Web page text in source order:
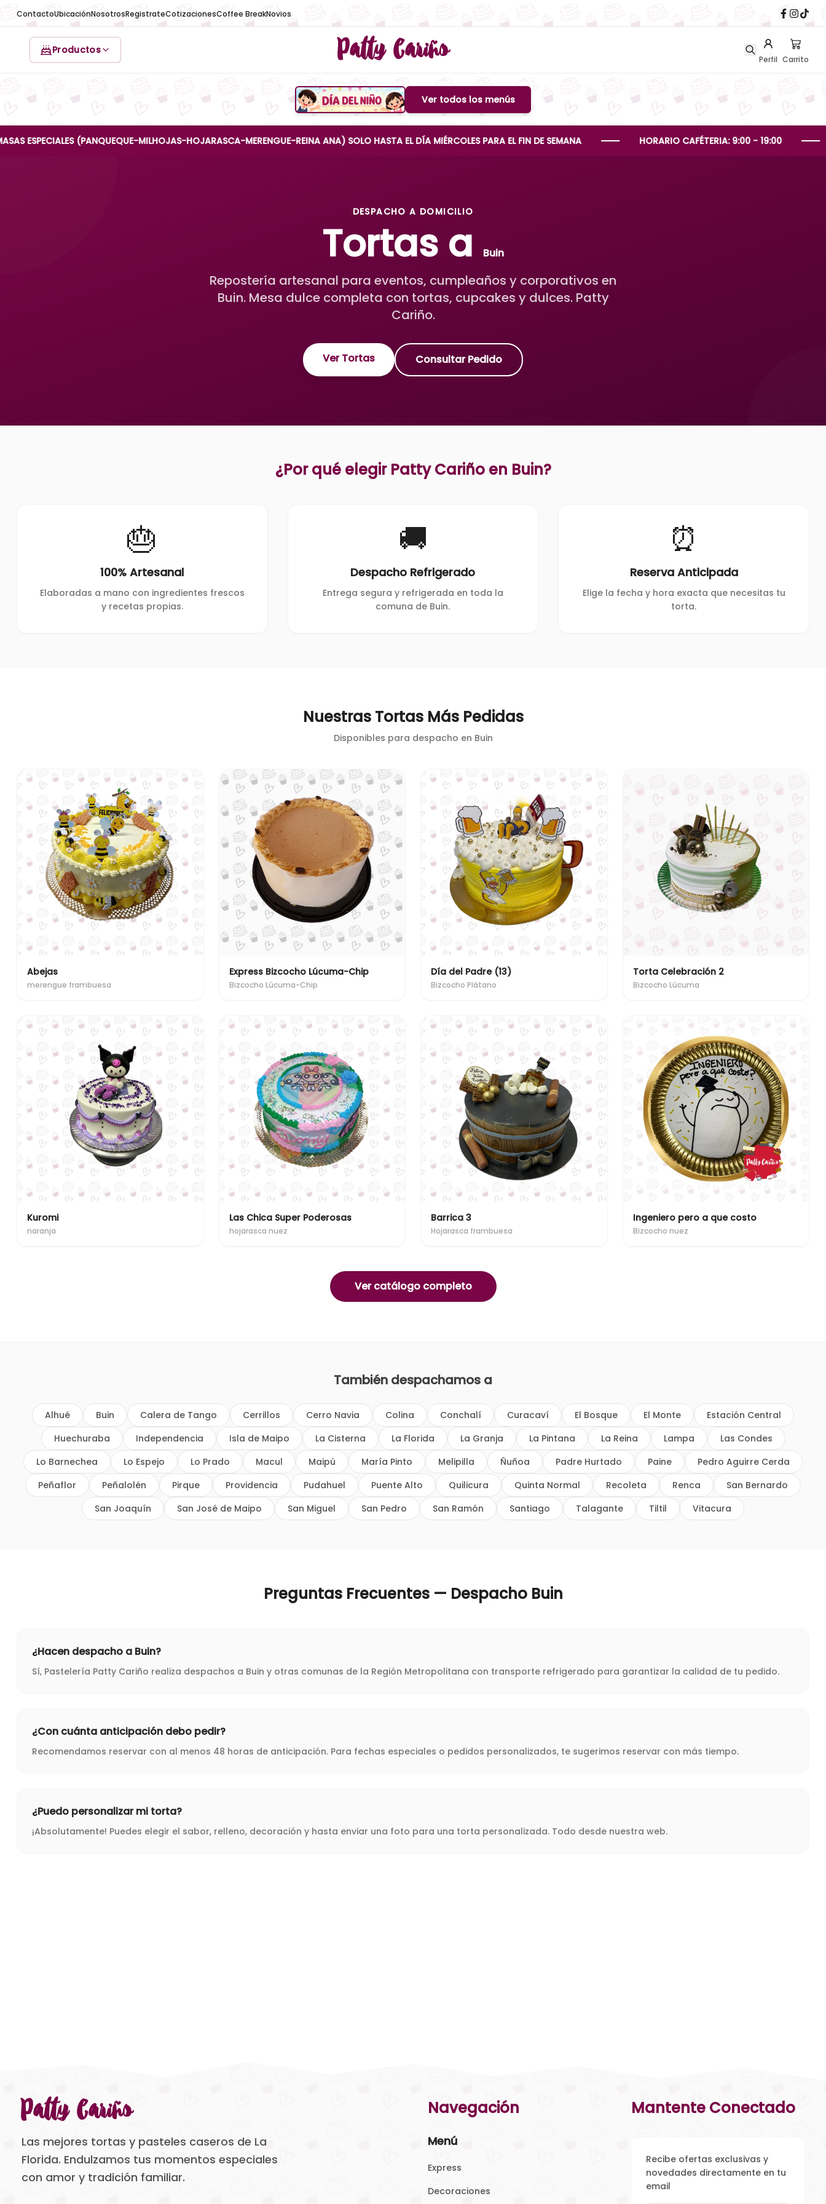
ContactoUbicaciónNosotrosRegistrateCotizacionesCoffee BreakNovios
Productos Patty Cariño Perfil Carrito
Boton de menuVer todos los menús
(PANQUEQUE-MILHOJAS-HOJARASCA-MERENGUE-REINA ANA) SOLO HASTA EL DÍA MIÉRCOLES PARA EL FIN DE SEMANA HORARIO CAFÉTERIA: 9:00 - 19:00
DESPACHO A DOMICILIO
Tortas a Buin
Repostería artesanal para eventos, cumpleaños y corporativos en
Buin. Mesa dulce completa con tortas, cupcakes y dulces. Patty
Cariño.
Ver Tortas Consultar Pedido
¿Por qué elegir Patty Cariño en Buin?
🎂
100% Artesanal
Elaboradas a mano con ingredientes frescos
y recetas propias.
🚚
Despacho Refrigerado
Entrega segura y refrigerada en toda la
comuna de Buin.
⏰
Reserva Anticipada
Elige la fecha y hora exacta que necesitas tu
torta.
Nuestras Tortas Más Pedidas
Disponibles para despacho en Buin
Abejas
merengue frambuesa
Express Bizcocho Lúcuma-Chip
Bizcocho Lúcuma-Chip
Día del Padre (13)
Bizcocho Plátano
Torta Celebración 2
Bizcocho Lúcuma
Kuromi
naranja
Las Chica Super Poderosas
hojarasca nuez
Barrica 3
Hojarasca frambuesa
Ingeniero pero a que costo
Bizcocho nuez
Ver catálogo completo
También despachamos a
Alhué Buin Calera de Tango Cerrillos Cerro Navia Colina Conchalí Curacaví El Bosque El Monte
Estación Central
Huechuraba
Independencia Isla de Maipo La Cisterna La Florida La Granja La Pintana La Reina Lampa
Las Condes
Lo Barnechea
Lo Espejo Lo Prado Macul Maipú María Pinto Melipilla Ñuñoa Padre Hurtado Paine
Pedro Aguirre Cerda
Peñaflor
Peñalolén Pirque Providencia Pudahuel Puente Alto Quilicura Quinta Normal Recoleta Renca
San Bernardo
San Joaquín
San José de Maipo San Miguel San Pedro San Ramón Santiago Talagante Tiltil Vitacura
Preguntas Frecuentes — Despacho Buin
¿Hacen despacho a Buin?
Sí, Pastelería Patty Cariño realiza despachos a Buin y otras comunas de la Región Metropolitana con transporte refrigerado para garantizar la calidad de tu pedido.
¿Con cuánta anticipación debo pedir?
Recomendamos reservar con al menos 48 horas de anticipación. Para fechas especiales o pedidos personalizados, te sugerimos reservar con más tiempo.
¿Puedo personalizar mi torta?
¡Absolutamente! Puedes elegir el sabor, relleno, decoración y hasta enviar una foto para una torta personalizada. Todo desde nuestra web.
Patty Cariño
Las mejores tortas y pasteles caseros de La
Florida. Endulzamos tus momentos especiales
con amor y tradición familiar.
Navegación
Menú
Express
Decoraciones
Mantente Conectado
Recibe ofertas exclusivas y
novedades directamente en tu
email